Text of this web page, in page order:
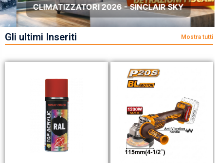
CLIMATIZZATORI 2026 - SINCLAIR SKY
Gli ultimi Inseriti Mostra tutti